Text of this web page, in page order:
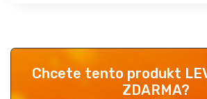
Chcete tento produkt
ZDARMA?